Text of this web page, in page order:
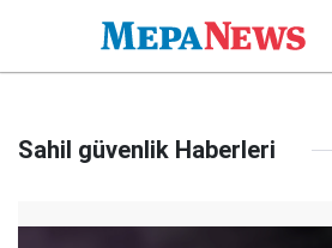
Sahil güvenlik Haberleri